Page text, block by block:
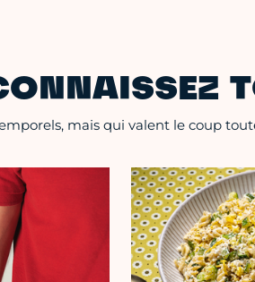
mais qui valent le coup